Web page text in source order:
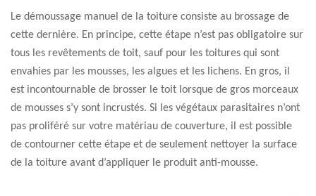
Le démoussage manuel de la toiture consiste au brossage de
cette dernière. En principe, cette étape n’est pas obligatoire sur
tous les revêtements de toit, sauf pour les toitures qui sont
envahies par les mousses, les algues et les lichens. En gros, il
est incontournable de brosser le toit lorsque de gros morceaux
de mousses s’y sont incrustés. Si les végétaux parasitaires n’ont
pas proliféré sur votre matériau de couverture, il est possible
de contourner cette étape et de seulement nettoyer la surface
de la toiture avant d’appliquer le produit anti-mousse.